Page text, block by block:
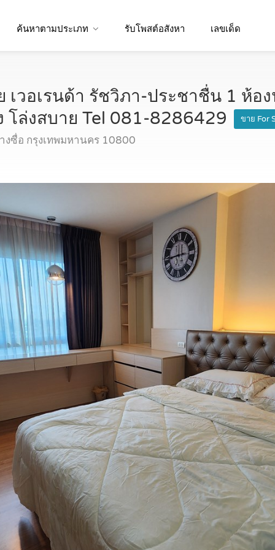
ค้นหาตามประเภท รับโพสต์อสังหา เลขเด็ด
เวอเรนด้า รัชวิภา-ประชาชื่น 1 ห้อ
โล่งสบาย Tel 081-8286429
ขาย For
ซื่อ กรุงเทพมหานคร 10800